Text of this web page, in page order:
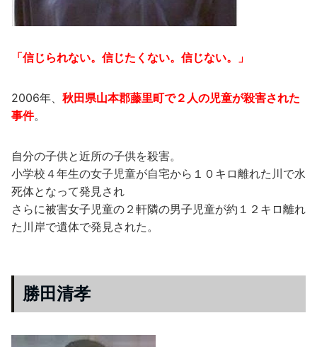
「信じられない。信じたくない。信じない。」
2006年、 秋田県山本郡藤里町で２人の児童が殺害された
事件。
自分の子供と近所の子供を殺害。
小学校４年生の女子児童が自宅から１０キロ離れた川で水
死体となって発見され
さらに被害女子児童の２軒隣の男子児童が約１２キロ離れ
た川岸で遺体で発見された。
勝田清孝